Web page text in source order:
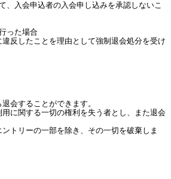
、入会申込者の入会申し込みを承認しないこ
った場合
反したことを理由として強制退会処分を受け
会することができます。
に関する一切の権利を失う者とし、また退会
トリーの一部を除き、その一切を破棄しま